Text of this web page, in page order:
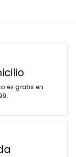
es gratis en